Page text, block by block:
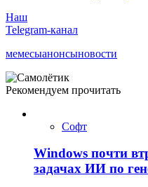
Наш
Telegram-канал
мемесыанонсыновости
Рекомендуем прочитать
Софт
Windows почти
задачах ИИ по